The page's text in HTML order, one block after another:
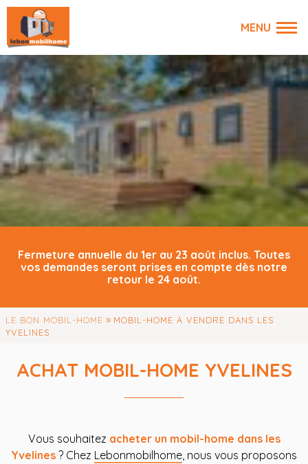
Fermeture annuelle du 1er au 23 août inclus. Toutes
vos demandes seront prises en compte dès notre
retour le 24 août.
LE BON MOBIL-HOME » MOBIL-HOME À VENDRE DANS LES
YVELINES
ACHAT MOBIL-HOME YVELINES
Vous souhaitez acheter un mobil-home dans les
Yvelines ? Chez Lebonmobilhome, nous vous proposons